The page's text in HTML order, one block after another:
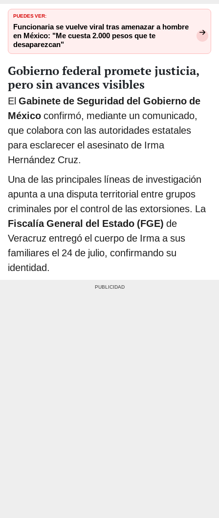
PUEDES VER:
Funcionaria se vuelve viral tras amenazar a hombre
en México: "Me cuesta 2.000 pesos que te
desaparezcan"
Gobierno federal promete justicia,
pero sin avances visibles
El Gabinete de Seguridad del Gobierno de
México confirmó, mediante un comunicado,
que colabora con las autoridades estatales
para esclarecer el asesinato de Irma
Hernández Cruz.
Una de las principales líneas de investigación
apunta a una disputa territorial entre grupos
criminales por el control de las extorsiones. La
Fiscalía General del Estado (FGE) de
Veracruz entregó el cuerpo de Irma a sus
familiares el 24 de julio, confirmando su
identidad.